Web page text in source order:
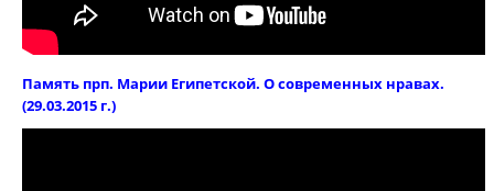
Память прп. Марии Египетской. О современных нравах.
(29.03.2015 г.)